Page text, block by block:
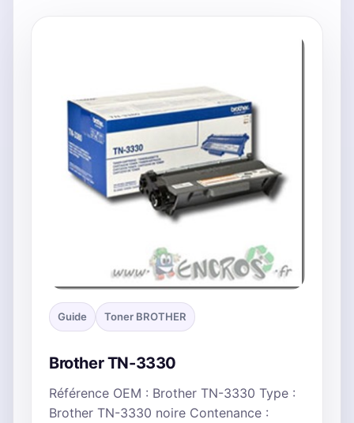
Guide Toner BROTHER
Brother TN-3330
Référence OEM : Brother TN-3330 Type :
Brother TN-3330 noire Contenance :